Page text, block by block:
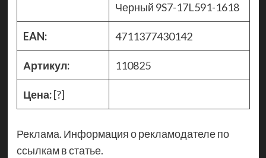
Черный 9S7-17L591-1618
EAN: 4711377430142
Артикул: 110825
Цена:[?]
Реклама. Информация о рекламодателе по
ссылкам в статье.